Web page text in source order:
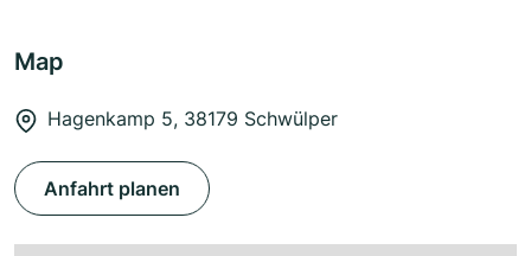
Map
Hagenkamp 5, 38179 Schwülper
Anfahrt planen